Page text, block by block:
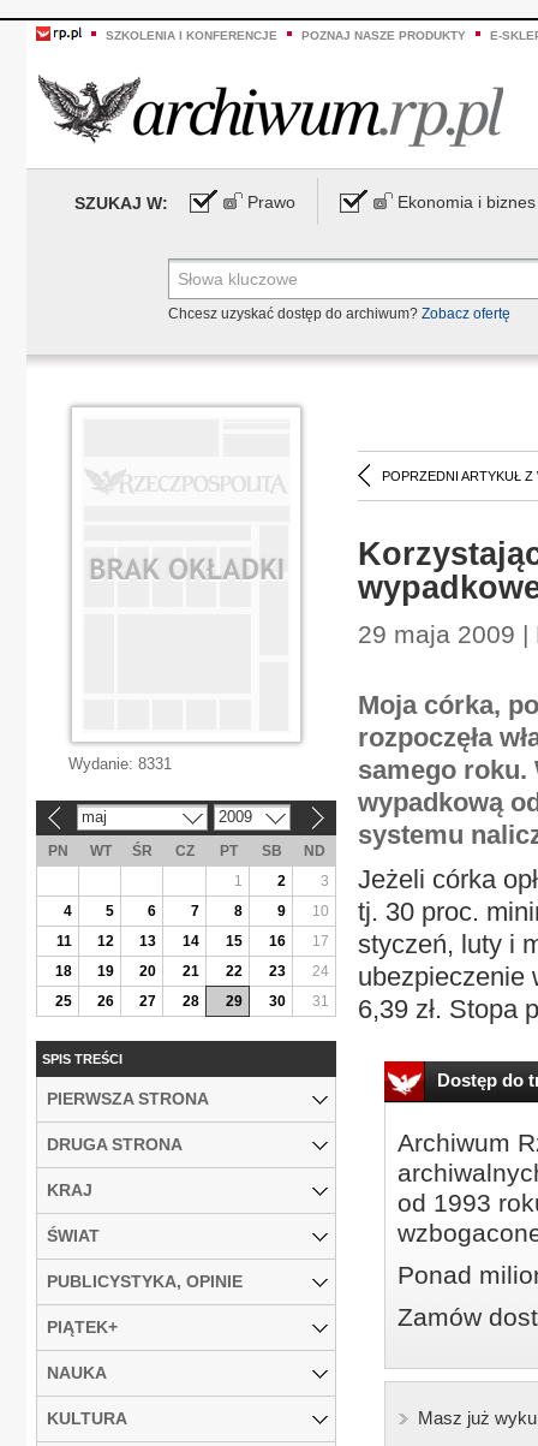
SZKOLENIA I KONFERENCJE POZNAJ NASZE PRODUKTY E-
SZUKAJ W: Prawo Ekonomia i biznes
Chcesz uzyskać dostęp do archiwum? Zobacz ofertę
POPRZEDNI ARTYKUŁ Z
29 maja 2009 |
Moja córka,
rozpoczęła
samego roku.
wypadkową
systemu
Jeżeli córka
tj. 30 proc.
styczeń, luty i
ubezpieczenie
6,39 zł. Stopa
Dostęp do
Archiwum
od 1993
Ponad
Zamów
Masz już
Wydanie: 8331
maj 2009
PN WT ŚR CZ PT SB
ND
1
2
3
4
5 6 7 8 9
10
11
12 13 14 15 16
17
18
19 20 21 22 23
24
25
26 27 28 29 30 31
SPIS TREŚCI
PIERWSZA STRONA
DRUGA STRONA
KRAJ
ŚWIAT
PUBLICYSTYKA, OPINIE
PIĄTEK+
NAUKA
KULTURA